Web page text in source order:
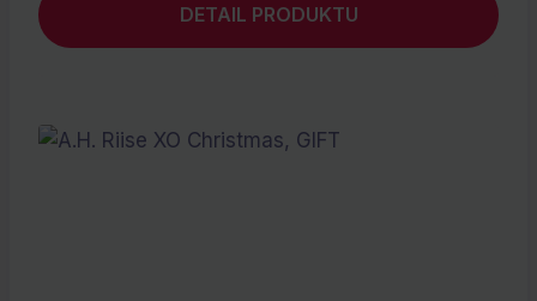
DETAIL PRODUKTU